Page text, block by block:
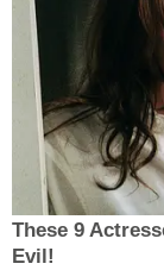
These 9
Evil!